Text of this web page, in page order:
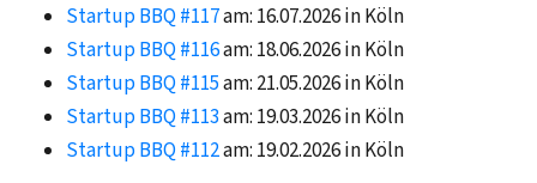
Startup BBQ #117am: 16.07.2026 in Köln
Startup BBQ #116am: 18.06.2026 in Köln
Startup BBQ #115am: 21.05.2026 in Köln
Startup BBQ #113am: 19.03.2026 in Köln
Startup BBQ #112am: 19.02.2026 in Köln